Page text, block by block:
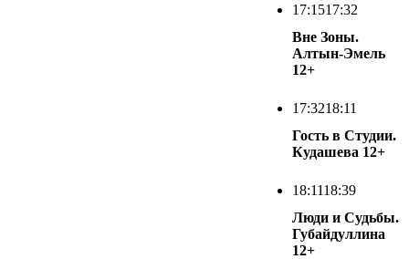
17:1517:32
Вне Зоны.
Алтын-Эмель
12+
17:3218:11
Гость в Студии.
Кудашева 12+
18:1118:39
Люди и Судьбы.
Губайдуллина
12+